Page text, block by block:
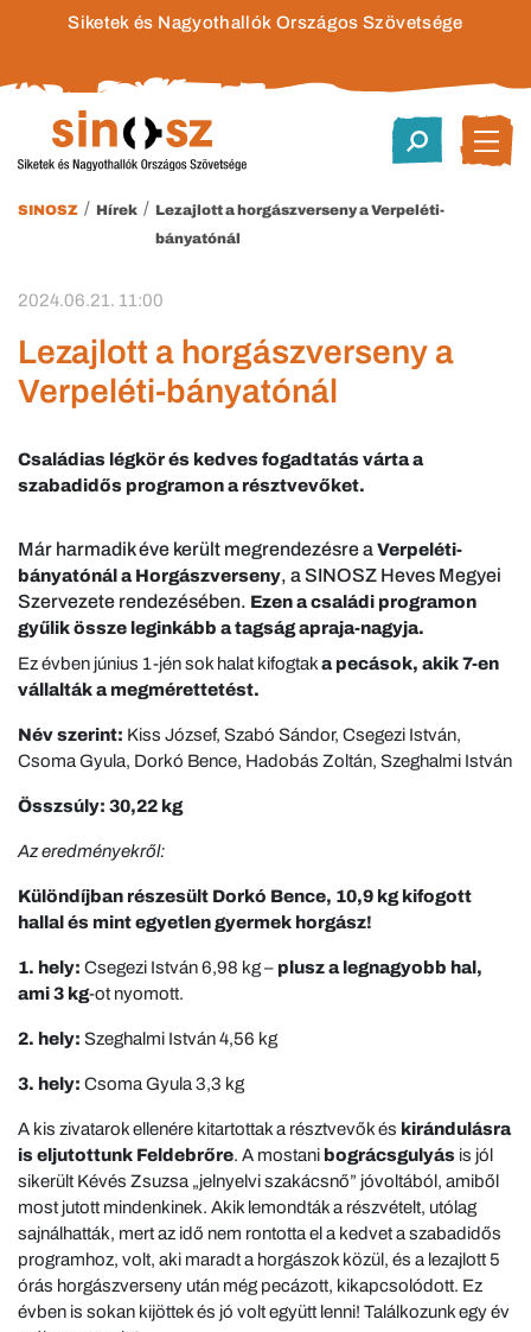
Siketek és Nagyothallók Országos Szövetsége
SINOSZ / Hírek / Lezajlott a horgászverseny a Verpeléti-
bányatónál
2024.06.21. 11:00
Lezajlott a horgászverseny a
Verpeléti-bányatónál
Családias légkör és kedves fogadtatás várta a
szabadidős programon a résztvevőket.
Már harmadik éve került megrendezésre aVerpeléti-
bányatónál a Horgászverseny, a SINOSZ Heves Megyei
Szervezete rendezésében. Ezen a családi programon
gyűlik össze leginkább a tagság apraja-nagyja.
Ez évben június 1-jén sok halat kifogtaka pecások, akik 7-en
vállalták a megmérettetést.
Név szerint: Kiss József, Szabó Sándor, Csegezi István,
Csoma Gyula, Dorkó Bence, Hadobás Zoltán, Szeghalmi István
Összsúly: 30,22 kg
Az eredményekről:
Különdíjban részesült Dorkó Bence, 10,9 kg kifogott
hallal és mint egyetlen gyermek horgász!
1. hely: Csegezi István 6,98 kg – plusz a legnagyobb hal,
ami 3 kg-ot nyomott.
2. hely: Szeghalmi István 4,56 kg
3. hely: Csoma Gyula 3,3 kg
A kis zivatarok ellenére kitartottak a résztvevők és kirándulásra
is eljutottunk Feldebrőre. A mostani bográcsgulyás is jól
sikerült Kévés Zsuzsa „jelnyelvi szakácsnő” jóvoltából, amiből
most jutott mindenkinek. Akik lemondták a részvételt, utólag
sajnálhatták, mert az idő nem rontotta el a kedvet a szabadidős
programhoz, volt, aki maradt a horgászok közül, és a lezajlott 5
órás horgászverseny után még pecázott, kikapcsolódott. Ez
évben is sokan kijöttek és jó volt együtt lenni! Találkozunk egy év